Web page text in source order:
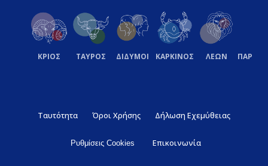
ΚΡΙΟΣ ΤΑΥΡΟΣ ΔΙΔΥΜΟΙ ΚΑΡΚΙΝΟΣ ΛΕΩΝ
Ταυτότητα Όροι Χρήσης Δήλωση Εχεμύθειας
Ρυθμίσεις Cookies Επικοινωνία